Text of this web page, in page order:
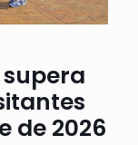
de 2026